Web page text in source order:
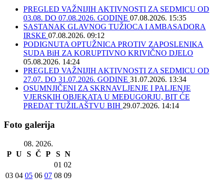
PREGLED VAŽNIJIH AKTIVNOSTI ZA SEDMICU OD
03.08. DO 07.08.2026. GODINE 07.08.2026. 15:35
SASTANAK GLAVNOG TUŽIOCA I AMBASADORA
IRSKE 07.08.2026. 09:12
PODIGNUTA OPTUŽNICA PROTIV ZAPOSLENIKA
SUDA BiH ZA KORUPTIVNO KRIVIČNO DJELO
05.08.2026. 14:24
PREGLED VAŽNIJIH AKTIVNOSTI ZA SEDMICU OD
27.07. DO 31.07.2026. GODINE 31.07.2026. 13:34
OSUMNJIČENI ZA SKRNAVLJENJE I PALJENJE
VJERSKIH OBJEKATA U MEĐUGORJU, BIT ĆE
PREDAT TUŽILAŠTVU BIH 29.07.2026. 14:14
Foto galerija
08. 2026.
P U S Č P S N
01 02
03 04 05 06 07 08 09